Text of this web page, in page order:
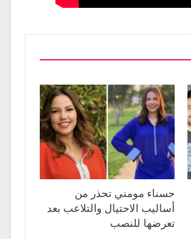
حسناء مومني تحذر من
أساليب الاحتيال والتلاعب بعد
تعرضها للنصب